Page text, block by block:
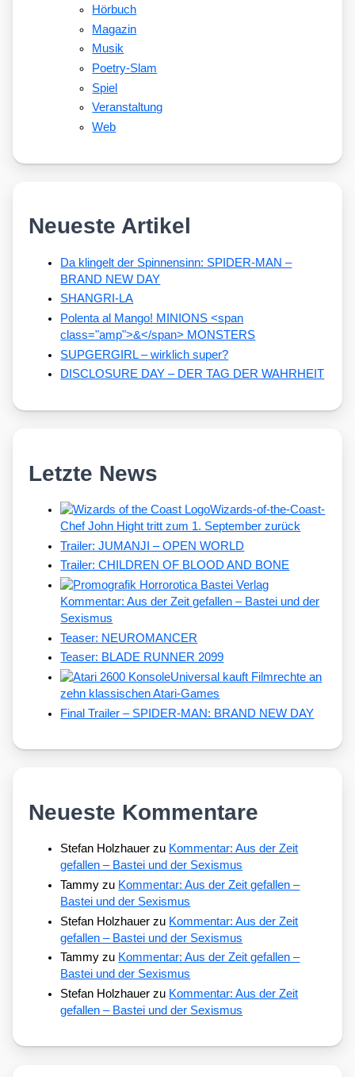
Hörbuch
Magazin
Musik
Poetry-Slam
Spiel
Veranstaltung
Web
Neueste Artikel
Da klingelt der Spinnensinn: SPIDER-MAN –
BRAND NEW DAY
SHANGRI-LA
Polenta al Mango! MINIONS <span
class="amp">&</span> MONSTERS
SUPGERGIRL – wirklich super?
DISCLOSURE DAY – DER TAG DER WAHRHEIT
Letzte News
Wizards-of-the-Coast-
Chef John Hight tritt zum 1. September zurück
Trailer: JUMANJI – OPEN WORLD
Trailer: CHILDREN OF BLOOD AND BONE
Kommentar: Aus der Zeit gefallen – Bastei und der
Sexismus
Teaser: NEUROMANCER
Teaser: BLADE RUNNER 2099
Universal kauft Filmrechte an
zehn klassischen Atari-Games
Final Trailer – SPIDER-MAN: BRAND NEW DAY
Neueste Kommentare
Stefan Holzhauer zu Kommentar: Aus der Zeit
gefallen – Bastei und der Sexismus
Tammy zu Kommentar: Aus der Zeit gefallen –
Bastei und der Sexismus
Stefan Holzhauer zu Kommentar: Aus der Zeit
gefallen – Bastei und der Sexismus
Tammy zu Kommentar: Aus der Zeit gefallen –
Bastei und der Sexismus
Stefan Holzhauer zu Kommentar: Aus der Zeit
gefallen – Bastei und der Sexismus